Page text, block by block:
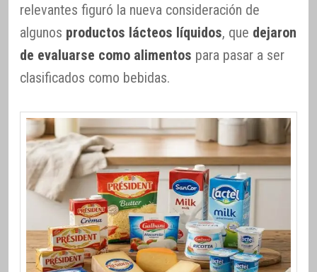
relevantes figuró la nueva consideración de
algunos productos lácteos líquidos, que dejaron
de evaluarse como alimentos para pasar a ser
clasificados como bebidas.